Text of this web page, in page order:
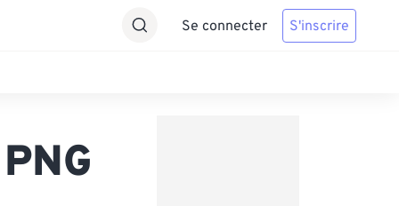
Se connecter S'inscrire